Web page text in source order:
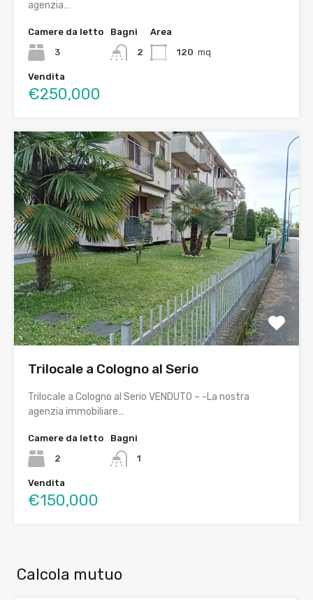
agenzia…
Camere da letto
3
Bagni
2
Area
120 mq
Vendita
€250,000
Trilocale a Cologno al Serio
Trilocale a Cologno al Serio VENDUTO – -La nostra
agenzia immobiliare…
Camere da letto
2
Bagni
1
Vendita
€150,000
Calcola mutuo